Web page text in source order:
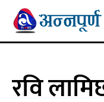
रवि